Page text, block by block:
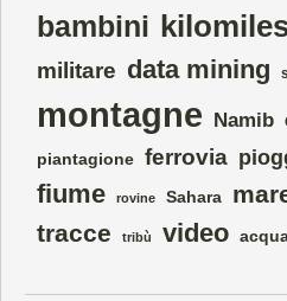
bambini
militare data mining
montagne Namib
piantagione ferrovia
fiume rovine Sahara
tracce tribù video